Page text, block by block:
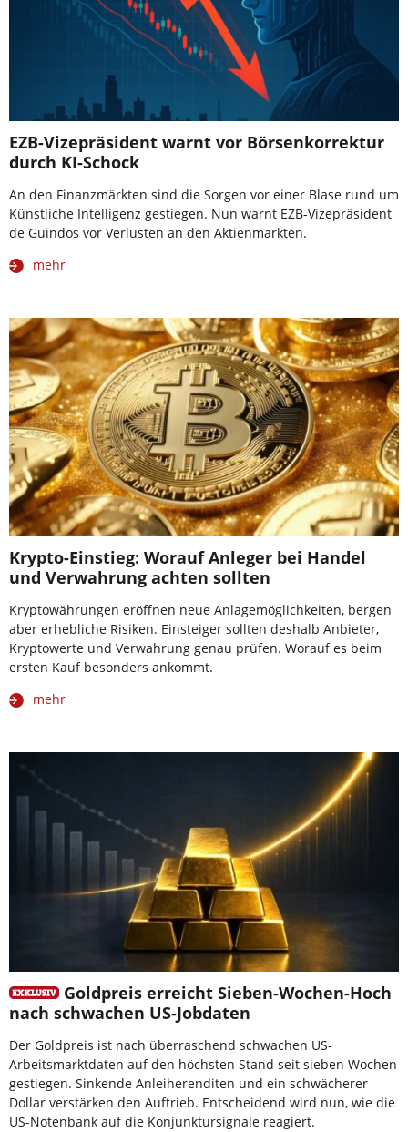
EZB-Vizepräsident warnt vor Börsenkorrektur
durch KI-Schock
An den Finanzmärkten sind die Sorgen vor einer Blase rund um
Künstliche Intelligenz gestiegen. Nun warnt EZB-Vizepräsident
de Guindos vor Verlusten an den Aktienmärkten.
mehr
Krypto-Einstieg: Worauf Anleger bei Handel
und Verwahrung achten sollten
Kryptowährungen eröffnen neue Anlagemöglichkeiten, bergen
aber erhebliche Risiken. Einsteiger sollten deshalb Anbieter,
Kryptowerte und Verwahrung genau prüfen. Worauf es beim
ersten Kauf besonders ankommt.
mehr
Goldpreis erreicht Sieben-Wochen-Hoch
nach schwachen US-Jobdaten
Der Goldpreis ist nach überraschend schwachen US-
Arbeitsmarktdaten auf den höchsten Stand seit sieben Wochen
gestiegen. Sinkende Anleiherenditen und ein schwächerer
Dollar verstärken den Auftrieb. Entscheidend wird nun, wie die
US-Notenbank auf die Konjunktursignale reagiert.